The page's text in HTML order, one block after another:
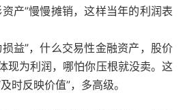
产”慢慢摊销，这样当年的利润表
益”，什么交易性金融资产，股价
现为利润，哪怕你压根就没卖。这
时反映价值”，多高级。